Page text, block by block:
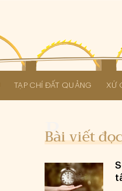
TẠP CHÍ ĐẤT QUẢNG XỨ
Bài viết